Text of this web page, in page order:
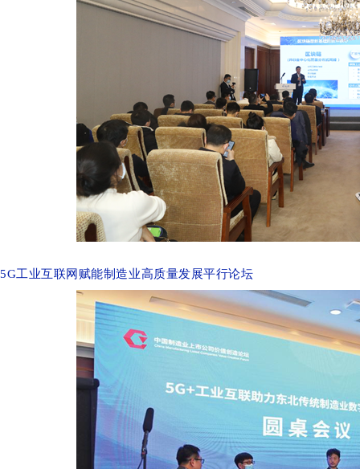
5G工业互联网赋能制造业高质量发展平行论坛